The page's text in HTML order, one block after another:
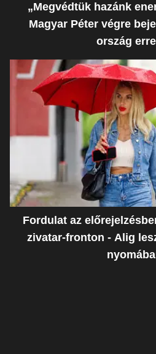
„Megvédtük hazánk
Magyar Péter végre
ország
Fordulat az
zivatar-fronton - Alig